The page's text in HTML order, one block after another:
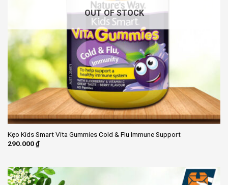
OUT OF STOCK
Kẹo Kids Smart Vita Gummies Cold & Flu Immune Support
290.000₫